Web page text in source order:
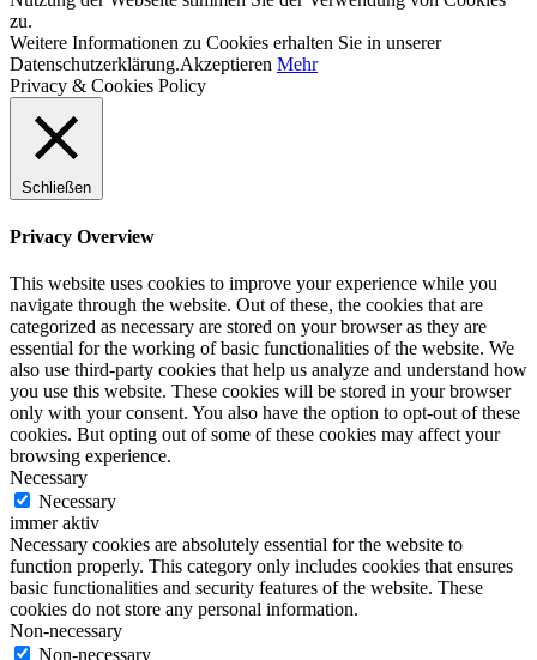
zu.
Weitere Informationen zu Cookies erhalten Sie in unserer
Datenschutzerklärung.Akzeptieren Mehr
Privacy & Cookies Policy
Schließen
Privacy Overview
This website uses cookies to improve your experience while you
navigate through the website. Out of these, the cookies that are
categorized as necessary are stored on your browser as they are
essential for the working of basic functionalities of the website. We
also use third-party cookies that help us analyze and understand how
you use this website. These cookies will be stored in your browser
only with your consent. You also have the option to opt-out of these
cookies. But opting out of some of these cookies may affect your
browsing experience.
Necessary
Necessary
immer aktiv
Necessary cookies are absolutely essential for the website to
function properly. This category only includes cookies that ensures
basic functionalities and security features of the website. These
cookies do not store any personal information.
Non-necessary
Non-necessary